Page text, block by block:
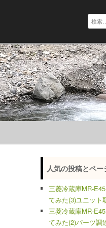
検
索:
人気の投稿とペー
三菱冷蔵庫MR-
てみた(3)ユニット
三菱冷蔵庫MR-
てみた(2)パーツ調